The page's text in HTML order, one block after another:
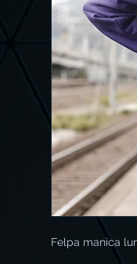
Felpa manica